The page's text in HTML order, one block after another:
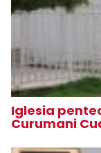
Iglesia
Curumani